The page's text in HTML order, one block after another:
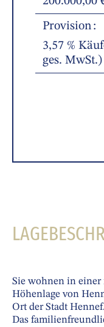
Provision
3,57 %
ges. MwSt.)
Sie wohnen in einer
Höhenlage von
Ort der Stadt Hennef.
Das